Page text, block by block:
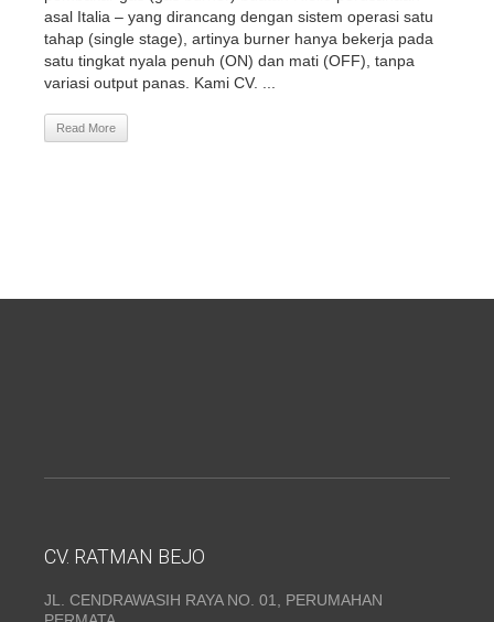
asal Italia – yang dirancang dengan sistem operasi satu
tahap (single stage), artinya burner hanya bekerja pada
satu tingkat nyala penuh (ON) dan mati (OFF), tanpa
variasi output panas. Kami CV. ...
Read More
CV. RATMAN BEJO
JL. CENDRAWASIH RAYA NO. 01, PERUMAHAN